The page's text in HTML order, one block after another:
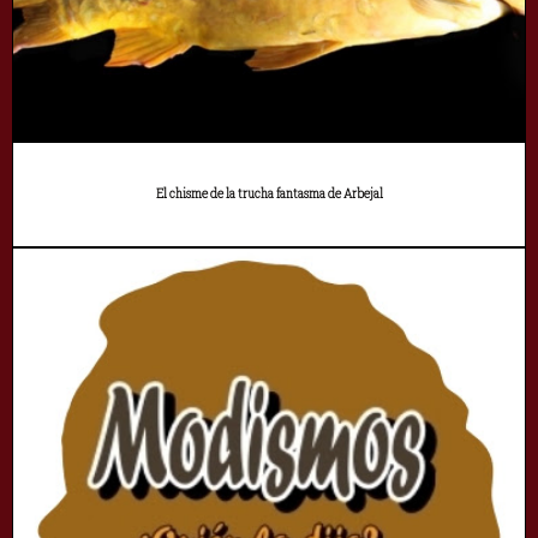
El chisme de la trucha fantasma de Arbejal